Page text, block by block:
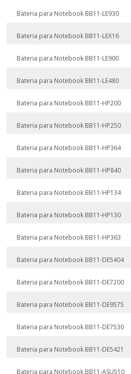
Bateria para Notebook BB11-LE930
Bateria para Notebook BB11-LEX16
Bateria para Notebook BB11-LE900
Bateria para Notebook BB11-LE480
Bateria para Notebook BB11-HP200
Bateria para Notebook BB11-HP250
Bateria para Notebook BB11-HP364
Bateria para Notebook BB11-HP840
Bateria para Notebook BB11-HP134
Bateria para Notebook BB11-HP130
Bateria para Notebook BB11-HP363
Bateria para Notebook BB11-DE5404
Bateria para Notebook BB11-DE7200
Bateria para Notebook BB11-DE9575
Bateria para Notebook BB11-DE7530
Bateria para Notebook BB11-DE5421
Bateria para Notebook BB11-ASU510